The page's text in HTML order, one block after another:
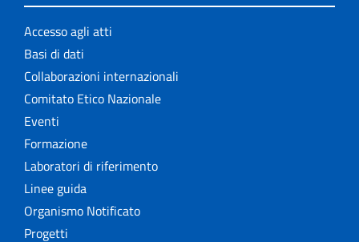
Accesso agli atti
Basi di dati
Collaborazioni internazionali
Comitato Etico Nazionale
Eventi
Formazione
Laboratori di riferimento
Linee guida
Organismo Notificato
Progetti